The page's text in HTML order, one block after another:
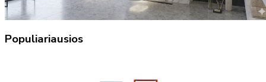
Populiariausios